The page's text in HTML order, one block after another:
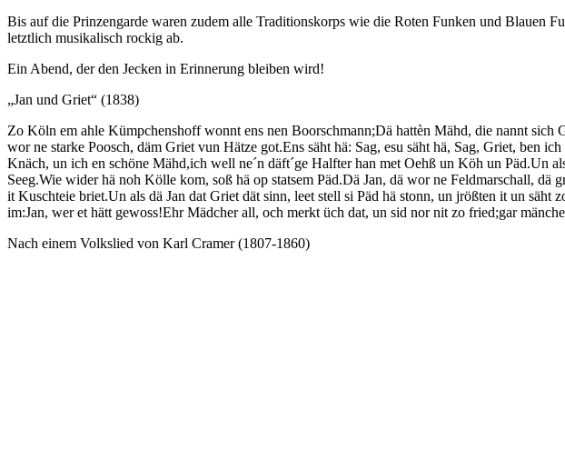
Bis auf die Prinzengarde waren zudem alle Traditionskorps wie die Roten Funken und Blauen
letztlich musikalisch rockig ab.
Ein Abend, der den Jecken in Erinnerung bleiben wird!
„Jan und Griet“ (1838)
Zo Köln em ahle Kümpchenshoff wonnt ens nen Boorschmann;Dä hattèn Mähd, die nannt
wor ne starke Poosch, däm Griet vun Hätze got.Ens säht hä: Sag, esu säht hä, Sag, Griet, ben
Knäch, un ich en schöne Mähd,ich well ne´n däft´ge Halfter han met Oehß un Köh un Päd.Un
Seeg.Wie wider hä noh Kölle kom, soß hä op statsem Päd.Dä Jan, dä wor ne Feldmarschall,
it Kuschteie briet.Un als dä Jan dat Griet dät sinn, leet stell si Päd hä stonn, un jrößten it un
im:Jan, wer et hätt gewoss!Ehr Mädcher all, och merkt üch dat, un sid nor nit zo fried;gar
Nach einem Volkslied von Karl Cramer (1807-1860)